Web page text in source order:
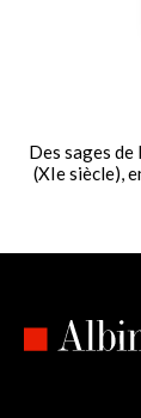
Des sages de
(XIe siècle),